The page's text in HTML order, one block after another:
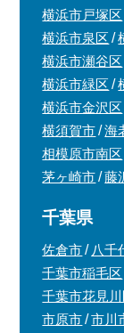
横浜市戸塚区
横浜市泉区
横浜市瀬谷区
横浜市緑区
横浜市金沢区
横須賀市
海
相模原市南区
茅ヶ崎市
藤
千葉県
佐倉市 八千
千葉市稲毛区
千葉市花見川
市原市
市川